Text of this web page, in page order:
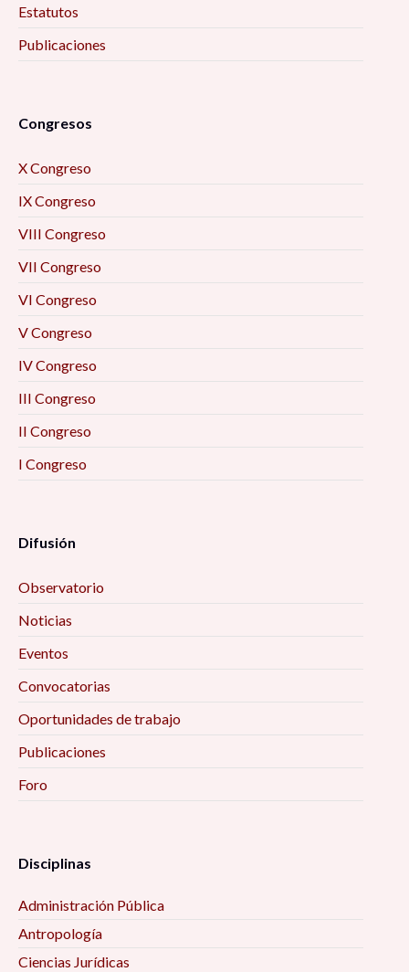
Estatutos
Publicaciones
Congresos
X Congreso
IX Congreso
VIII Congreso
VII Congreso
VI Congreso
V Congreso
IV Congreso
III Congreso
II Congreso
I Congreso
Difusión
Observatorio
Noticias
Eventos
Convocatorias
Oportunidades de trabajo
Publicaciones
Foro
Disciplinas
Administración Pública
Antropología
Ciencias Jurídicas